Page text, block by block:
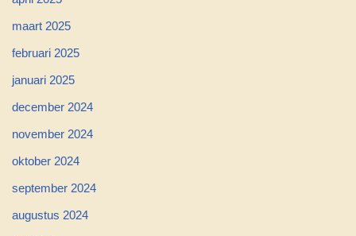
maart 2025
februari 2025
januari 2025
december 2024
november 2024
oktober 2024
september 2024
augustus 2024